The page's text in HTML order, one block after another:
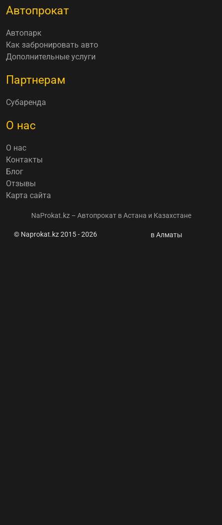
Автопрокат
Автопарк
Как забронировать авто
Дополнительные услуги
Партнерам
Субаренда
О нас
О нас
Контакты
Блог
Отзывы
Карта сайта
NaProkat.kz – Автопрокат в Астана и Казахстане
© Naprokat.kz 2015 - 2026 в Алматы